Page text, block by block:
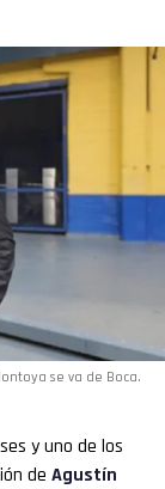
se va de Boca.
y uno de los
de Agustín